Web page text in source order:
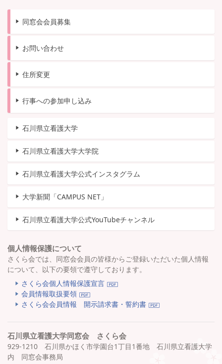
同窓会会員募集
お問い合わせ
住所変更
行事への参加申し込み
石川県立看護大学
石川県立看護大学大学院
石川県立看護大学公式インスタグラム
大学新聞「CAMPUS NET」
石川県立看護大学公式YouTubeチャンネル
個人情報保護について
さくら会では、同窓会会員の皆様からご登録いただいた個人情報
について、以下の要領で遵守しております。
さくら会個人情報保護宣言
会員情報取扱要領
さくら会会員情報 開示請求書・誓約書
石川県立看護大学同窓会 さくら会
929-1210 石川県かほく市学園台1丁目1番地 石川県立看護大学
内 同窓会事務局